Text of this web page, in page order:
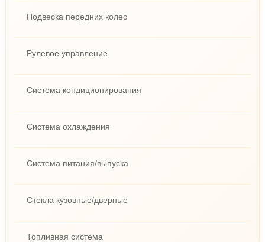
Подвеска передних колес
Рулевое управление
Система кондиционирования
Система охлаждения
Система питания/выпуска
Стекла кузовные/дверные
Топливная система